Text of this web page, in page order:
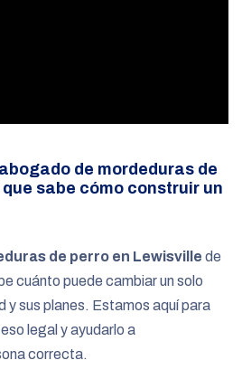
de mordeduras de
sabe cómo construir un
de perro en Lewisville de
cuánto puede cambiar un solo
y sus planes. Estamos aquí para
legal y ayudarlo a
correcta.